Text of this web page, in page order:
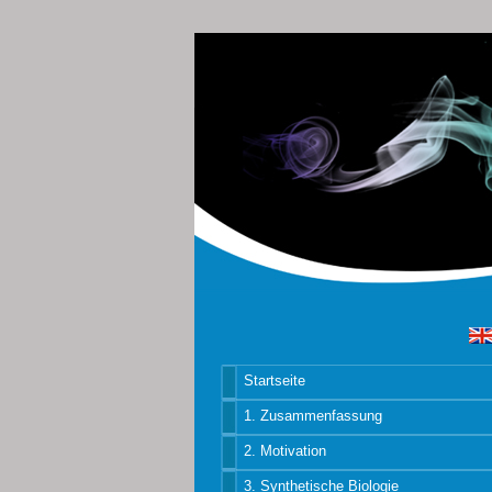
Startseite
1. Zusammenfassung
2. Motivation
3. Synthetische Biologie